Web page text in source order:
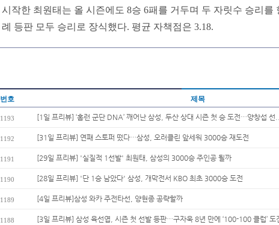
시작한 최원태는 올 시즌에도 8승 6패를 거두며 두 자릿수 승리를
례 등판 모두 승리로 장식했다. 평균 자책점은 3.18.
번호 제목
1193 [1일 프리뷰] ‘홈런 군단 DNA’ 깨어난 삼성, 두산 상대 시즌 첫 승 도전…양창섭 선..
1192 [31일 프리뷰] 연패 스토퍼 떴다…삼성, 오러클린 앞세워 3000승 재도전
1191 [29일 프리뷰] '실질적 1선발' 최원태, 삼성의 3000승 주인공 될까
1190 [28일 프리뷰] '단 1승 남았다' 삼성, 개막전서 KBO 최초 3000승 도전
1189 [4일 프리뷰]삼성 와카 주전타선, 양현종 공략할까
1188 [3일 프리뷰] 삼성 육선엽, 시즌 첫 선발 등판…구자욱 8년 만에 ‘100-100 클럽’ 도